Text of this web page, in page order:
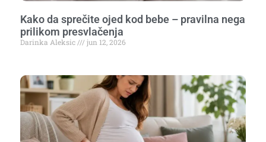
Kako da sprečite ojed kod bebe – pravilna nega
prilikom presvlačenja
Darinka Aleksic jun 12, 2026